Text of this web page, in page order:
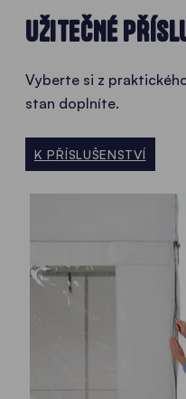
UŽITEČNÉ
Vyberte si z
stan doplníte.
K PŘÍSLUŠENSTVÍ